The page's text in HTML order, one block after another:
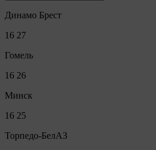
Динамо Брест
16 27
Гомель
16 26
Минск
16 25
Торпедо-БелАЗ